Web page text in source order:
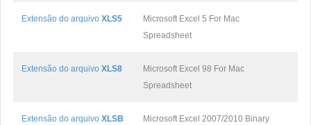
Extensão do arquivo XLS5
Microsoft Excel 5 For Mac
Spreadsheet
Extensão do arquivo XLS8
Microsoft Excel 98 For Mac
Spreadsheet
Extensão do arquivo XLSB
Microsoft Excel 2007/2010 Binary